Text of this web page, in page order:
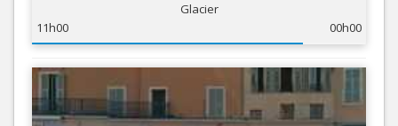
Glacier
11h00
00h00